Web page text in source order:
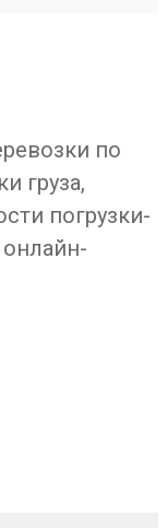
по
груза,
погрузки-
онлайн-